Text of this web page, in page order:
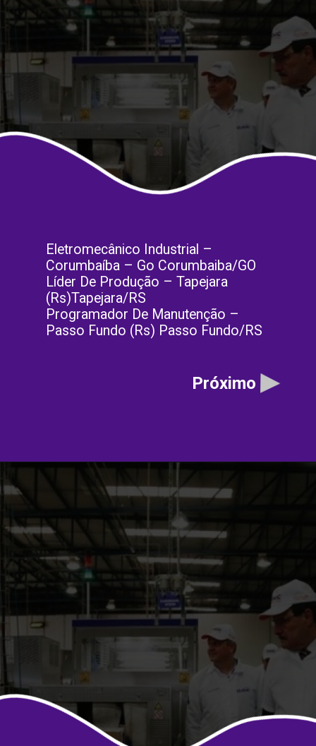
Eletromecânico Industrial –
Corumbaíba – Go Corumbaiba/GO
Líder De Produção – Tapejara
(Rs)Tapejara/RS
Programador De Manutenção –
Passo Fundo (Rs) Passo Fundo/RS
Próximo